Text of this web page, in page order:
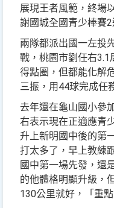
展現王者風範，終場
謝國城全國青少棒賽2
兩隊都派出國一左投
戰，桃園市劉任右
得點圈，但都能化解
三振，用44球完成任
去年還在龜山國小參
右表示現在正適應青
升上新明國中後的第
打太多了，早上教練
國中第一場先發，還
的他體格明顯升級，
130公里就好，「重